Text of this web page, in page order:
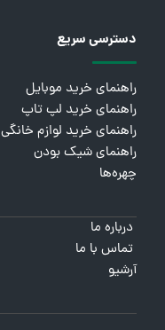
دسترسی سریع
راهنمای خرید موبایل
راهنمای خرید لپ تاپ
راهنمای خرید لوازم خانگی
راهنمای شیک بودن
چهره‌ها
درباره ما
تماس با ما
آرشیو